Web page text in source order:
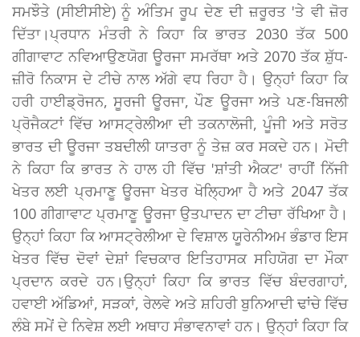
ਸਮਝੌਤੇ (ਸੀਈਸੀਏ) ਨੂੰ ਅੰਤਿਮ ਰੂਪ ਦੇਣ ਦੀ ਜ਼ਰੂਰਤ 'ਤੇ ਵੀ ਜ਼ੋਰ
ਦਿੱਤਾ।ਪ੍ਰਧਾਨ ਮੰਤਰੀ ਨੇ ਕਿਹਾ ਕਿ ਭਾਰਤ 2030 ਤੱਕ 500
ਗੀਗਾਵਾਟ ਨਵਿਆਉਣਯੋਗ ਊਰਜਾ ਸਮਰੱਥਾ ਅਤੇ 2070 ਤੱਕ ਸ਼ੁੱਧ-
ਜ਼ੀਰੋ ਨਿਕਾਸ ਦੇ ਟੀਚੇ ਨਾਲ ਅੱਗੇ ਵਧ ਰਿਹਾ ਹੈ। ਉਨ੍ਹਾਂ ਕਿਹਾ ਕਿ
ਹਰੀ ਹਾਈਡ੍ਰੋਜਨ, ਸੂਰਜੀ ਊਰਜਾ, ਪੌਣ ਊਰਜਾ ਅਤੇ ਪਣ-ਬਿਜਲੀ
ਪ੍ਰੋਜੈਕਟਾਂ ਵਿੱਚ ਆਸਟ੍ਰੇਲੀਆ ਦੀ ਤਕਨਾਲੋਜੀ, ਪੂੰਜੀ ਅਤੇ ਸਰੋਤ
ਭਾਰਤ ਦੀ ਊਰਜਾ ਤਬਦੀਲੀ ਯਾਤਰਾ ਨੂੰ ਤੇਜ਼ ਕਰ ਸਕਦੇ ਹਨ। ਮੋਦੀ
ਨੇ ਕਿਹਾ ਕਿ ਭਾਰਤ ਨੇ ਹਾਲ ਹੀ ਵਿੱਚ 'ਸ਼ਾਂਤੀ ਐਕਟ' ਰਾਹੀਂ ਨਿੱਜੀ
ਖੇਤਰ ਲਈ ਪ੍ਰਮਾਣੂ ਊਰਜਾ ਖੇਤਰ ਖੋਲ੍ਹਿਆ ਹੈ ਅਤੇ 2047 ਤੱਕ
100 ਗੀਗਾਵਾਟ ਪ੍ਰਮਾਣੂ ਊਰਜਾ ਉਤਪਾਦਨ ਦਾ ਟੀਚਾ ਰੱਖਿਆ ਹੈ।
ਉਨ੍ਹਾਂ ਕਿਹਾ ਕਿ ਆਸਟ੍ਰੇਲੀਆ ਦੇ ਵਿਸ਼ਾਲ ਯੂਰੇਨੀਅਮ ਭੰਡਾਰ ਇਸ
ਖੇਤਰ ਵਿੱਚ ਦੋਵਾਂ ਦੇਸ਼ਾਂ ਵਿਚਕਾਰ ਇਤਿਹਾਸਕ ਸਹਿਯੋਗ ਦਾ ਮੌਕਾ
ਪ੍ਰਦਾਨ ਕਰਦੇ ਹਨ।ਉਨ੍ਹਾਂ ਕਿਹਾ ਕਿ ਭਾਰਤ ਵਿੱਚ ਬੰਦਰਗਾਹਾਂ,
ਹਵਾਈ ਅੱਡਿਆਂ, ਸੜਕਾਂ, ਰੇਲਵੇ ਅਤੇ ਸ਼ਹਿਰੀ ਬੁਨਿਆਦੀ ਢਾਂਚੇ ਵਿੱਚ
ਲੰਬੇ ਸਮੇਂ ਦੇ ਨਿਵੇਸ਼ ਲਈ ਅਥਾਹ ਸੰਭਾਵਨਾਵਾਂ ਹਨ। ਉਨ੍ਹਾਂ ਕਿਹਾ ਕਿ